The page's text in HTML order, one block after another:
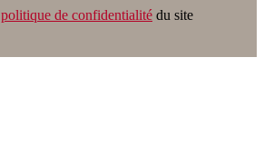
politique de confidentialité du site